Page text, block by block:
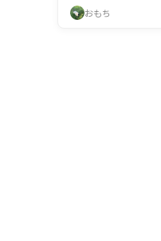
おもち